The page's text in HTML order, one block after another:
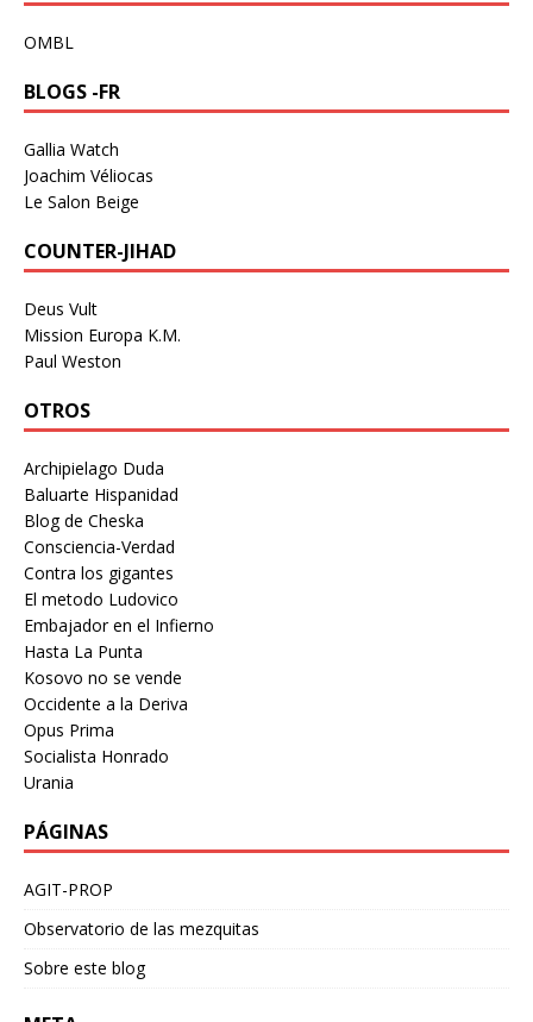
OMBL
BLOGS -FR
Gallia Watch
Joachim Véliocas
Le Salon Beige
COUNTER-JIHAD
Deus Vult
Mission Europa K.M.
Paul Weston
OTROS
Archipielago Duda
Baluarte Hispanidad
Blog de Cheska
Consciencia-Verdad
Contra los gigantes
El metodo Ludovico
Embajador en el Infierno
Hasta La Punta
Kosovo no se vende
Occidente a la Deriva
Opus Prima
Socialista Honrado
Urania
PÁGINAS
AGIT-PROP
Observatorio de las mezquitas
Sobre este blog